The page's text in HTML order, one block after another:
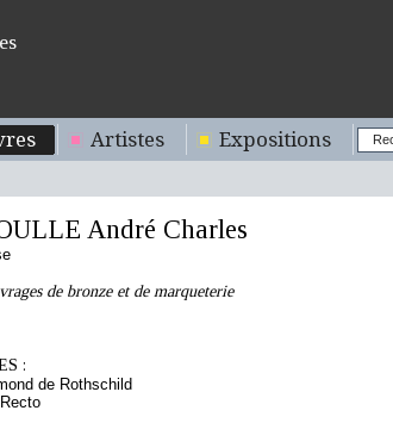
Artistes Expositions
André Charles
de bronze et de marqueterie
:
de Rothschild